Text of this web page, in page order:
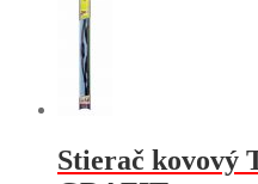
Stierač kovový